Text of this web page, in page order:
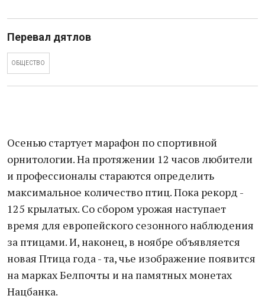
Перевал дятлов
ОБЩЕСТВО
Осенью стартует марафон по спортивной
орнитологии. На протяжении 12 часов любители
и профессионалы стараются определить
максимальное количество птиц. Пока рекорд -
125 крылатых. Со сбором урожая наступает
время для европейского сезонного наблюдения
за птицами. И, наконец, в ноябре объявляется
новая Птица года - та, чье изображение появится
на марках Белпочты и на памятных монетах
Нацбанка.